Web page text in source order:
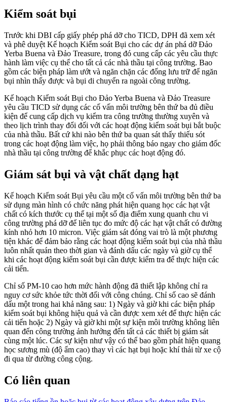
Kiểm soát bụi
Trước khi DBI cấp giấy phép phá dỡ cho TICD, DPH đã xem xét
và phê duyệt Kế hoạch Kiểm soát Bụi cho các dự án phá dỡ Đảo
Yerba Buena và Đảo Treasure, trong đó cung cấp các yêu cầu thực
hành làm việc cụ thể cho tất cả các nhà thầu tại công trường. Bao
gồm các biện pháp làm ướt và ngăn chặn các đống lưu trữ để ngăn
bụi nhìn thấy được và bụi di chuyển ra ngoài công trường.
Kế hoạch Kiểm soát Bụi cho Đảo Yerba Buena và Đảo Treasure
yêu cầu TICD sử dụng các cố vấn môi trường bên thứ ba đủ điều
kiện để cung cấp dịch vụ kiểm tra công trường thường xuyên và
theo lịch trình thay đổi đối với các hoạt động kiểm soát bụi bắt buộc
của nhà thầu. Bất cứ khi nào bên thứ ba quan sát thấy thiếu sót
trong các hoạt động làm việc, họ phải thông báo ngay cho giám đốc
nhà thầu tại công trường để khắc phục các hoạt động đó.
Giám sát bụi và vật chất dạng hạt
Kế hoạch Kiểm soát Bụi yêu cầu một cố vấn môi trường bên thứ ba
sử dụng màn hình có chức năng phát hiện quang học các hạt vật
chất có kích thước cụ thể tại một số địa điểm xung quanh chu vi
công trường phá dỡ để liên tục đo mức độ các hạt vật chất có đường
kính nhỏ hơn 10 micron. Việc giám sát đóng vai trò là một phương
tiện khác để đảm bảo rằng các hoạt động kiểm soát bụi của nhà thầu
luôn nhất quán theo thời gian và đánh dấu các ngày và giờ cụ thể
khi các hoạt động kiểm soát bụi cần được kiểm tra để thực hiện các
cải tiến.
Chỉ số PM-10 cao hơn mức hành động đã thiết lập không chỉ ra
nguy cơ sức khỏe tức thời đối với công chúng. Chỉ số cao sẽ đánh
dấu một trong hai khả năng sau: 1) Ngày và giờ khi các biện pháp
kiểm soát bụi không hiệu quả và cần được xem xét để thực hiện các
cải tiến hoặc 2) Ngày và giờ khi một sự kiện môi trường không liên
quan đến công trường ảnh hưởng đến tất cả các thiết bị giám sát
cùng một lúc. Các sự kiện như vậy có thể bao gồm phát hiện quang
học sương mù (độ ẩm cao) thay vì các hạt bụi hoặc khí thải từ xe cộ
đi qua từ đường công cộng.
Có liên quan